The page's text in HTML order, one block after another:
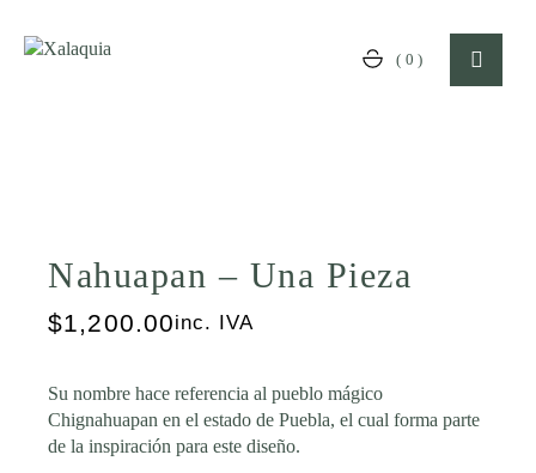
(0)
Nahuapan – Una Pieza
$1,200.00inc. IVA
Su nombre hace referencia al pueblo mágico
Chignahuapan en el estado de Puebla, el cual forma parte
de la inspiración para este diseño.